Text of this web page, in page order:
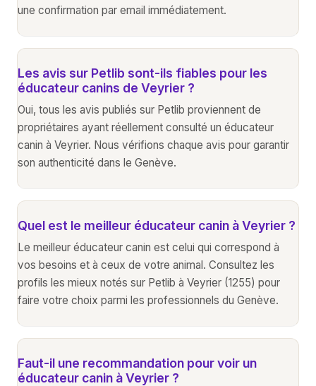
une confirmation par email immédiatement.
Les avis sur Petlib sont-ils fiables pour les
éducateur canins de Veyrier ?
Oui, tous les avis publiés sur Petlib proviennent de
propriétaires ayant réellement consulté un éducateur
canin à Veyrier. Nous vérifions chaque avis pour garantir
son authenticité dans le Genève.
Quel est le meilleur éducateur canin à Veyrier ?
Le meilleur éducateur canin est celui qui correspond à
vos besoins et à ceux de votre animal. Consultez les
profils les mieux notés sur Petlib à Veyrier (1255) pour
faire votre choix parmi les professionnels du Genève.
Faut-il une recommandation pour voir un
éducateur canin à Veyrier ?